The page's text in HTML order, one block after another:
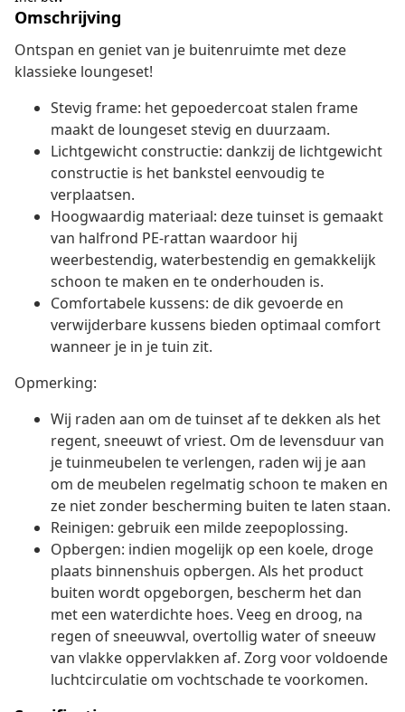
Omschrijving
Ontspan en geniet van je buitenruimte met deze
klassieke loungeset!
Stevig frame: het gepoedercoat stalen frame
maakt de loungeset stevig en duurzaam.
Lichtgewicht constructie: dankzij de lichtgewicht
constructie is het bankstel eenvoudig te
verplaatsen.
Hoogwaardig materiaal: deze tuinset is gemaakt
van halfrond PE-rattan waardoor hij
weerbestendig, waterbestendig en gemakkelijk
schoon te maken en te onderhouden is.
Comfortabele kussens: de dik gevoerde en
verwijderbare kussens bieden optimaal comfort
wanneer je in je tuin zit.
Opmerking:
Wij raden aan om de tuinset af te dekken als het
regent, sneeuwt of vriest. Om de levensduur van
je tuinmeubelen te verlengen, raden wij je aan
om de meubelen regelmatig schoon te maken en
ze niet zonder bescherming buiten te laten staan.
Reinigen: gebruik een milde zeepoplossing.
Opbergen: indien mogelijk op een koele, droge
plaats binnenshuis opbergen. Als het product
buiten wordt opgeborgen, bescherm het dan
met een waterdichte hoes. Veeg en droog, na
regen of sneeuwval, overtollig water of sneeuw
van vlakke oppervlakken af. Zorg voor voldoende
luchtcirculatie om vochtschade te voorkomen.